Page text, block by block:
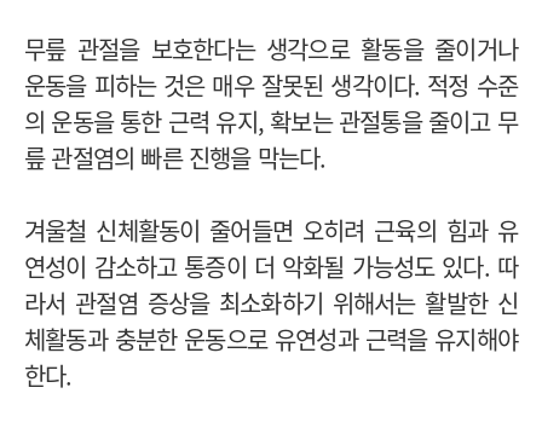
무릎 관절을 보호한다는 생각으로 활동을 줄이거나
운동을 피하는 것은 매우 잘못된 생각이다. 적정 수준
의 운동을 통한 근력 유지, 확보는 관절통을 줄이고 무
릎 관절염의 빠른 진행을 막는다.
겨울철 신체활동이 줄어들면 오히려 근육의 힘과 유
연성이 감소하고 통증이 더 악화될 가능성도 있다. 따
라서 관절염 증상을 최소화하기 위해서는 활발한 신
체활동과 충분한 운동으로 유연성과 근력을 유지해야
한다.